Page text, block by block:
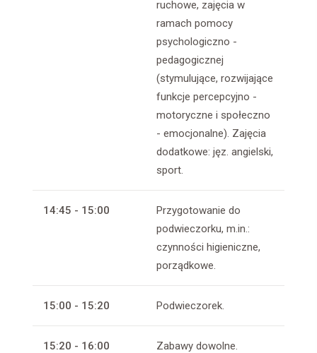
ruchowe, zajęcia w
ramach pomocy
psychologiczno -
pedagogicznej
(stymulujące, rozwijające
funkcje percepcyjno -
motoryczne i społeczno
- emocjonalne). Zajęcia
dodatkowe: jęz. angielski,
sport.
14:45 - 15:00
Przygotowanie do
podwieczorku, m.in.:
czynności higieniczne,
porządkowe.
15:00 - 15:20 Podwieczorek.
15:20 - 16:00
Zabawy dowolne.